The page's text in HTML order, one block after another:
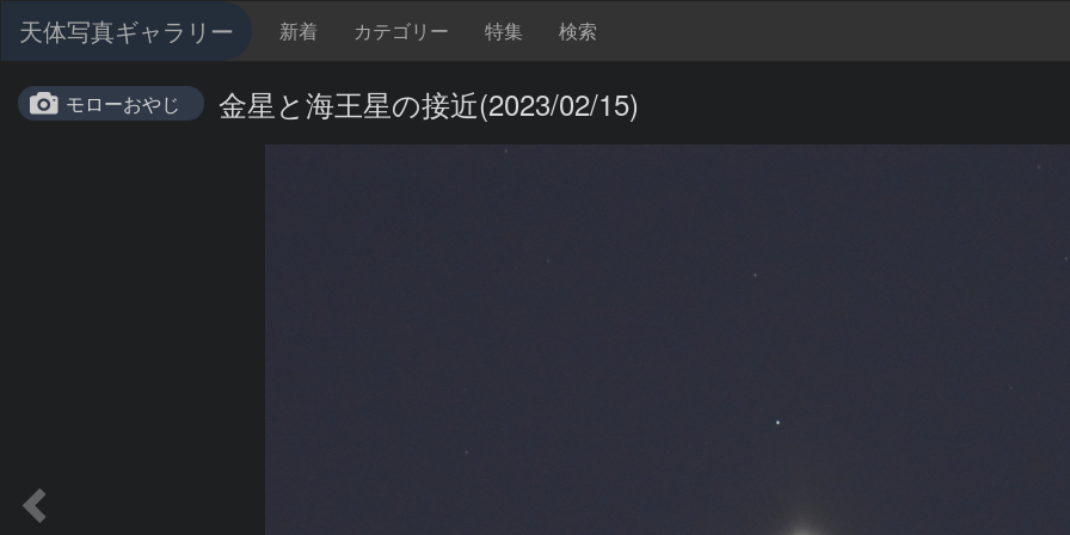
天体写真ギャラリー 新着 カテゴリー 特集 検索
モローおやじ 金星と海王星の接近(2023/02/15)